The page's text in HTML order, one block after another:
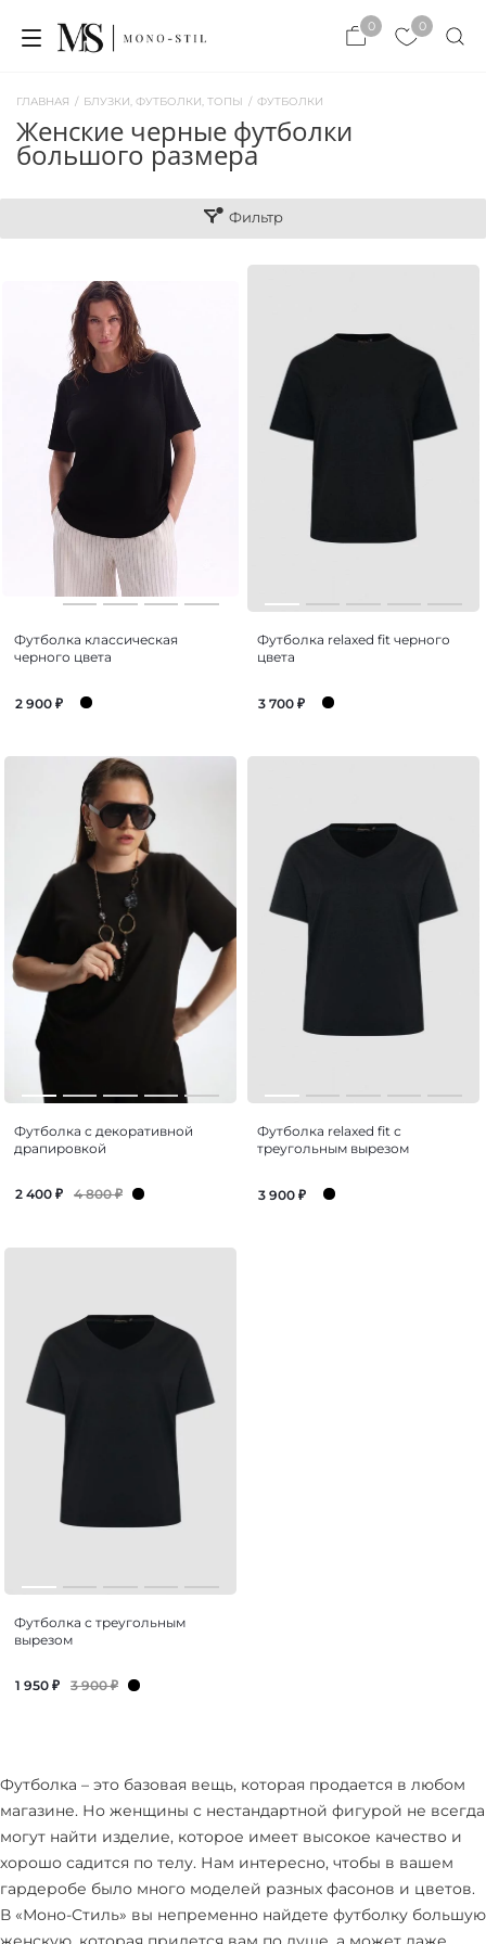
0
0
ЗАКРЫТЬ ×
×
ГЛАВНАЯ / БЛУЗКИ, ФУТБОЛКИ, ТОПЫ / ФУТБОЛКИ
женские черные футболки
большого размера
Фильтр
Футболка классическая
черного цвета
2 900 ₽
Футболка relaxed fit черного
цвета
3 700 ₽
Футболка с декоративной
драпировкой
2 400 ₽ 4 800₽
Футболка relaxed fit с
треугольным вырезом
3 900 ₽
Футболка с треугольным
вырезом
1 950 ₽ 3 900₽
Футболка – это базовая вещь, которая продается в любом
магазине. Но женщины с нестандартной фигурой не всегда
могут найти изделие, которое имеет высокое качество и
хорошо садится по телу. Нам интересно, чтобы в вашем
гардеробе было много моделей разных фасонов и цветов.
В «Моно-Стиль» вы непременно найдете футболку большую